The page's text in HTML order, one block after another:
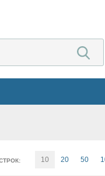
10 20 50